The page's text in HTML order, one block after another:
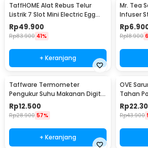
TaffHOME Alat Rebus Telur
Listrik 7 Slot Mini Electric Egg
Cooker 350W - YS-203
Rp49.900
Rp83.900 41%
+ Keranjang
Mr. Tea
Infuser
Silicon -
Rp
Rp18.900
Taffware Termometer
Pengukur Suhu Makanan Digital
Daging Kopi Susu - TP101
Rp12.500
Rp28.900 57%
+ Keranjang
OVE
Tahan
Rp
Rp43.900